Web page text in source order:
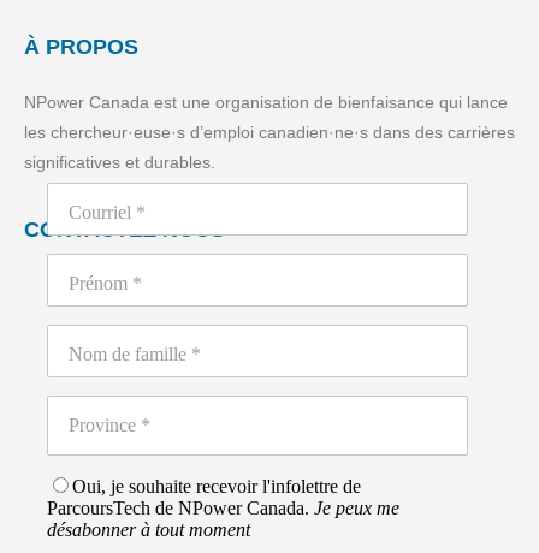
À PROPOS
NPower Canada est une organisation de bienfaisance qui lance
les chercheur·euse·s d’emploi canadien·ne·s dans des carrières
significatives et durables.
CONTACTEZ NOUS